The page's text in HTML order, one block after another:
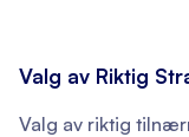
Valg av Riktig
Valg av riktig